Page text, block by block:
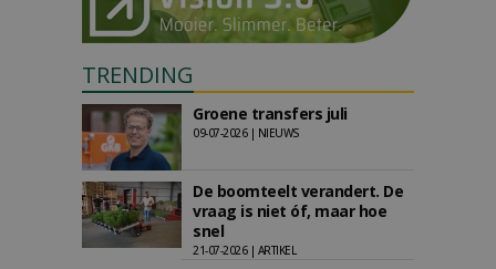
TRENDING
Groene transfers juli
09-07-2026 | NIEUWS
De boomteelt verandert. De
vraag is niet óf, maar hoe
snel
21-07-2026 | ARTIKEL